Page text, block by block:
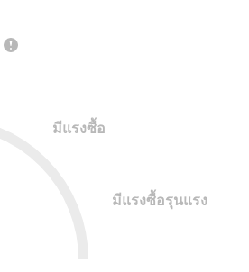
มีแรงซื้อ
มีแรงซื้อรุนแรง